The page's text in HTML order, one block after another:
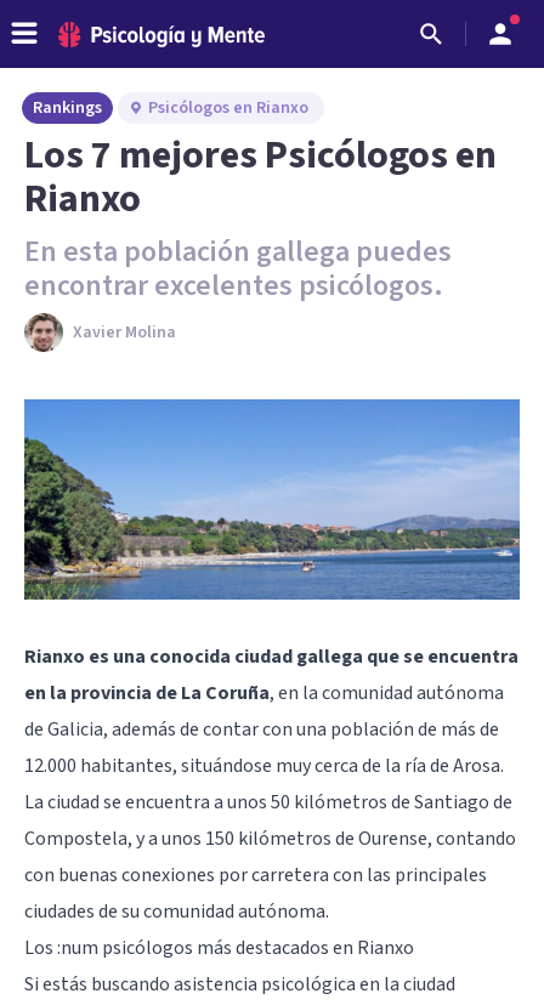
Rankings Psicólogos en Rianxo
Los 7 mejores Psicólogos en
Rianxo
En esta población gallega puedes
encontrar excelentes psicólogos.
Xavier Molina
Rianxo es una conocida ciudad gallega que se encuentra
en la provincia de La Coruña, en la comunidad autónoma
de Galicia, además de contar con una población de más de
12.000 habitantes, situándose muy cerca de la ría de Arosa.
La ciudad se encuentra a unos 50 kilómetros deSantiago de
Compostela, y a unos 150 kilómetros de Ourense, contando
con buenas conexiones por carretera con las principales
ciudades de su comunidad autónoma.
Los :num psicólogos más destacados en Rianxo
Si estás buscando asistencia psicológica en la ciudad